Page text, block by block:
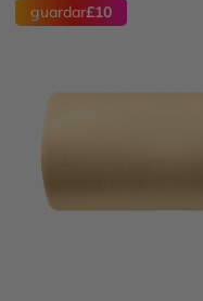
guardar£10